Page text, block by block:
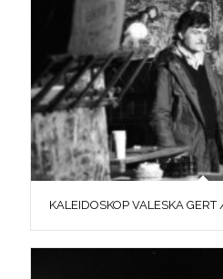
KALEIDOSKOP VALESKA